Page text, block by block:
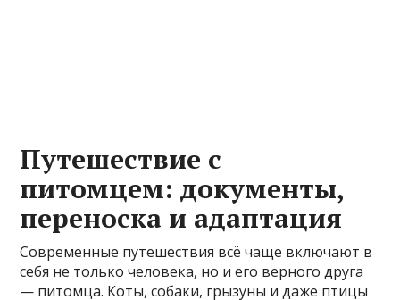
Путешествие с
питомцем: документы,
переноска и адаптация
Современные путешествия всё чаще включают в
себя не только человека, но и его верного друга
— питомца. Коты, собаки, грызуны и даже птицы